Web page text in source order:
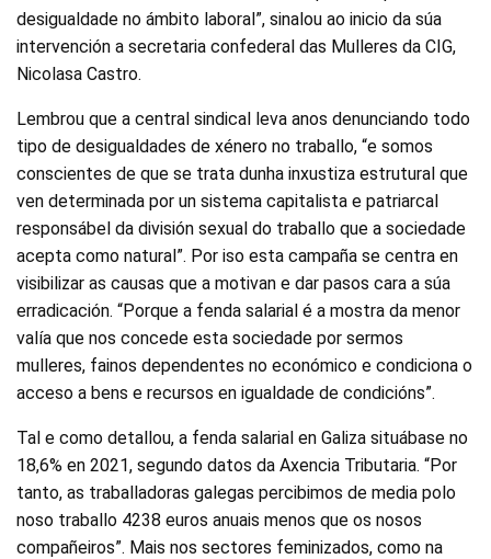
desigualdade no ámbito laboral”, sinalou ao inicio da súa
intervención a secretaria confederal das Mulleres da CIG,
Nicolasa Castro.
Lembrou que a central sindical leva anos denunciando todo
tipo de desigualdades de xénero no traballo, “e somos
conscientes de que se trata dunha inxustiza estrutural que
ven determinada por un sistema capitalista e patriarcal
responsábel da división sexual do traballo que a sociedade
acepta como natural”. Por iso esta campaña se centra en
visibilizar as causas que a motivan e dar pasos cara a súa
erradicación. “Porque a fenda salarial é a mostra da menor
valía que nos concede esta sociedade por sermos
mulleres, fainos dependentes no económico e condiciona o
acceso a bens e recursos en igualdade de condicións”.
Tal e como detallou, a fenda salarial en Galiza situábase no
18,6% en 2021, segundo datos da Axencia Tributaria. “Por
tanto, as traballadoras galegas percibimos de media polo
noso traballo 4238 euros anuais menos que os nosos
compañeiros”. Mais nos sectores feminizados, como na